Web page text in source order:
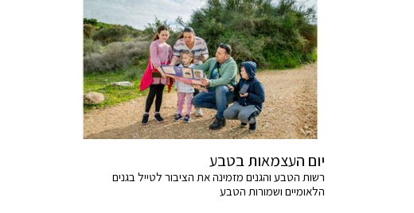
יום העצמאות בטבע
רשות הטבע והגנים מזמינה את הציבור לטייל בגנים
הלאומיים ושמורות הטבע